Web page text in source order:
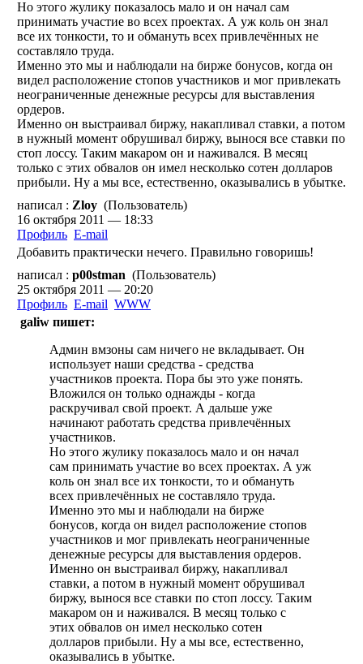
Но этого жулику показалось мало и он начал сам
принимать участие во всех проектах. А уж коль он знал
все их тонкости, то и обмануть всех привлечённых не
составляло труда.
Именно это мы и наблюдали на бирже бонусов, когда он
видел расположение стопов участников и мог привлекать
неограниченные денежные ресурсы для выставления
ордеров.
Именно он выстраивал биржу, накапливал ставки, а потом
в нужный момент обрушивал биржу, вынося все ставки по
стоп лоссу. Таким макаром он и наживался. В месяц
только с этих обвалов он имел несколько сотен долларов
прибыли. Ну а мы все, естественно, оказывались в убытке.
написал : Zloy (Пользователь)
16 октября 2011 — 18:33
Профиль E-mail
Добавить практически нечего. Правильно говоришь!
написал : p00stman (Пользователь)
25 октября 2011 — 20:20
Профиль E-mail WWW
galiw пишет:
Админ вмзоны сам ничего не вкладывает. Он
использует наши средства - средства
участников проекта. Пора бы это уже понять.
Вложился он только однажды - когда
раскручивал свой проект. А дальше уже
начинают работать средства привлечённых
участников.
Но этого жулику показалось мало и он начал
сам принимать участие во всех проектах. А уж
коль он знал все их тонкости, то и обмануть
всех привлечённых не составляло труда.
Именно это мы и наблюдали на бирже
бонусов, когда он видел расположение стопов
участников и мог привлекать неограниченные
денежные ресурсы для выставления ордеров.
Именно он выстраивал биржу, накапливал
ставки, а потом в нужный момент обрушивал
биржу, вынося все ставки по стоп лоссу. Таким
макаром он и наживался. В месяц только с
этих обвалов он имел несколько сотен
долларов прибыли. Ну а мы все, естественно,
оказывались в убытке.